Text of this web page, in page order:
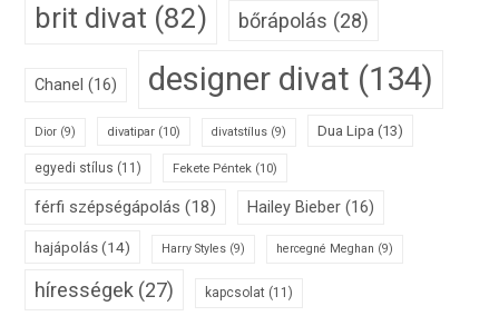
brit divat (82) bőrápolás (28)
Chanel (16) designer divat (134)
Dior (9) divatipar (10) divatstílus (9) Dua Lipa (13)
egyedi stílus (11) Fekete Péntek (10)
férfi szépségápolás (18) Hailey Bieber (16)
hajápolás(14) Harry Styles (9) hercegné Meghan (9)
hírességek (27) kapcsolat (11)